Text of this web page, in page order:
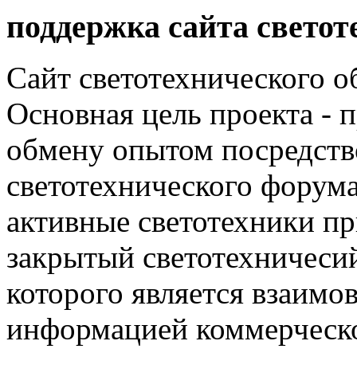
поддержка сайта
Сайт светотехнического
Основная цель проекта -
обмену опытом
светотехнического
активные светотехники
закрытый
которого является
информацией